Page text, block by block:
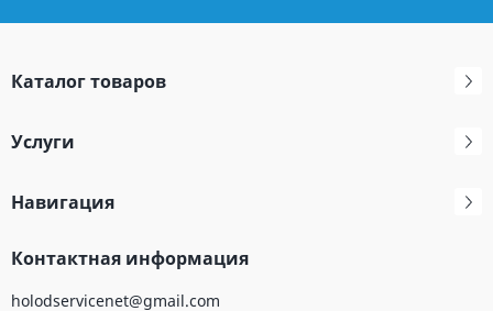
Каталог товаров
Услуги
Навигация
Контактная информация
holodservicenet@gmail.com